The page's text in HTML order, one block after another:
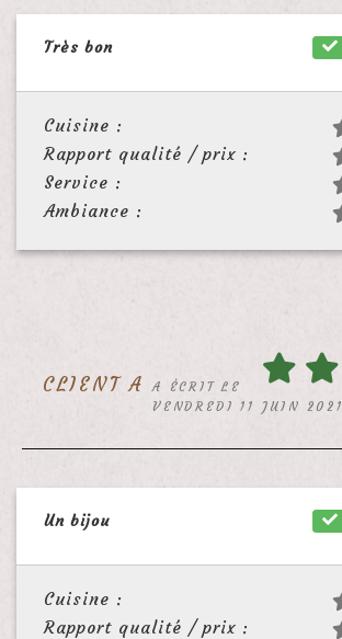
Très bon
Cuisine :
Rapport qualité / prix :
Service :
Ambiance :
CLIENT A
A ÉCRIT LE
VENDREDI 11 JUIN 2021
Un bijou
Cuisine :
Rapport qualité / prix :